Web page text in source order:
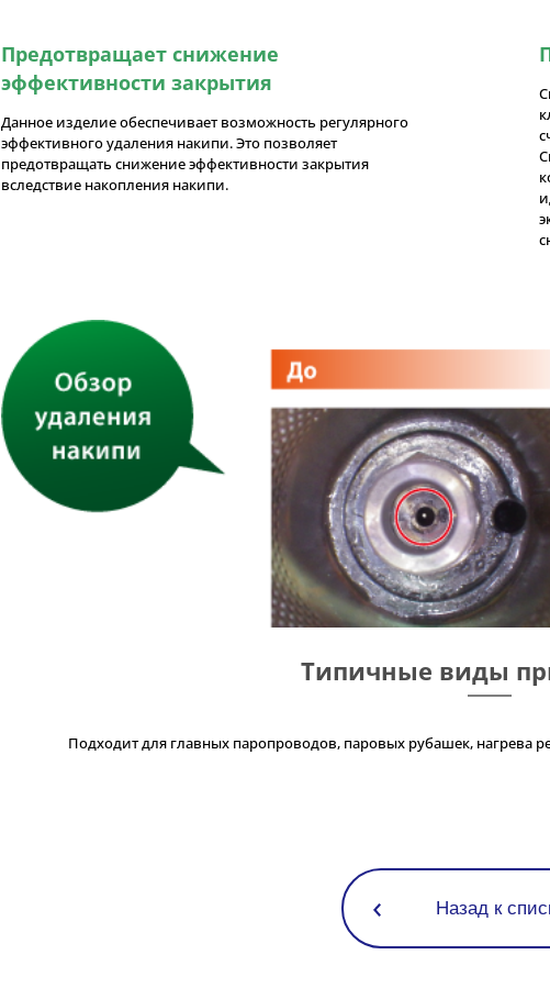
Предотвращает снижение
эффективности закрытия
Данное изделие обеспечивает возможность регулярного
эффективного удаления накипи. Это позволяет
предотвращать снижение эффективности закрытия
вследствие накопления накипи.
Типичные виды
Подходит для главных паропроводов, паровых рубашек, нагрева
Назад к